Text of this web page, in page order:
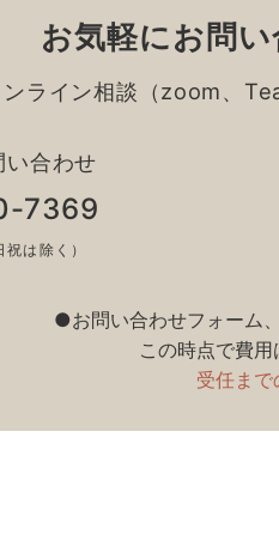
お気軽にお問
ンライン相談（zoom、
い合わせ
7369
は除く）
●お問い合わせフォーム
この時点で費
受任ま